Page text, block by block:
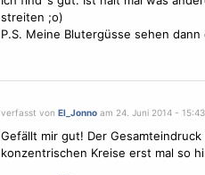
streiten ;o)
P.S. Meine Blutergüsse sehen
verfasst von El_Jonnoam 24. Juni 2014 - 15:43.
Gefällt mir gut! Der
konzentrischen Kreise erst mal so